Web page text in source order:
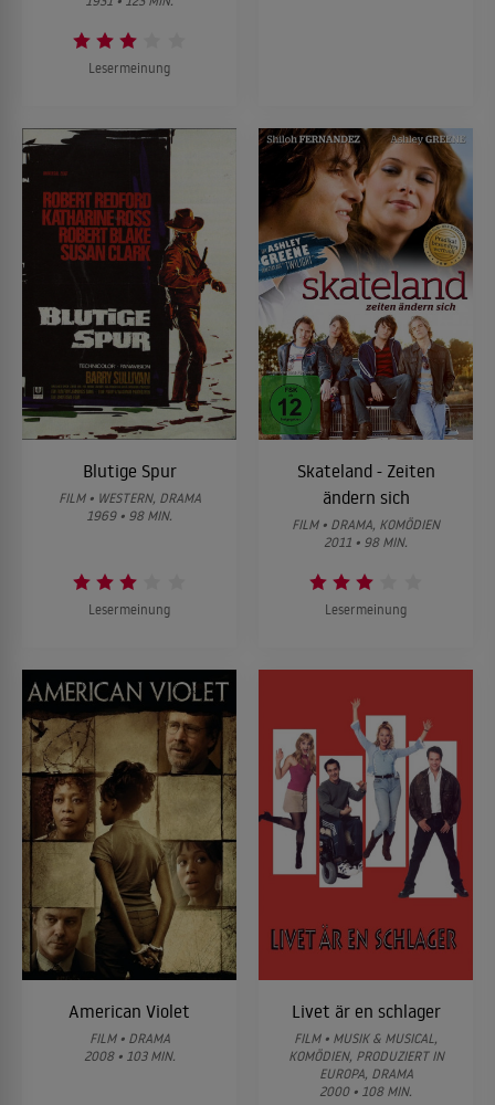
Lesermeinung
Blutige Spur
FILM • WESTERN, DRAMA
1969 • 98 MIN.
Lesermeinung
Skateland - Zeiten
ändern sich
FILM • DRAMA, KOMÖDIEN
2011 • 98 MIN.
Lesermeinung
American Violet
FILM • DRAMA
2008 • 103 MIN.
Livet är en schlager
FILM • MUSIK & MUSICAL,
KOMÖDIEN, PRODUZIERT IN
EUROPA, DRAMA
2000 • 108 MIN.